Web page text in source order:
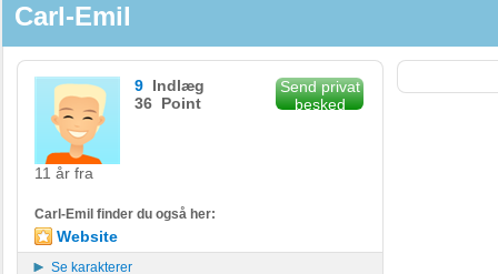
Carl-Emil
11 år fra
9 Indlæg
36 Point
Send privat
besked
Carl-Emil finder du også her:
Website
Se karakterer